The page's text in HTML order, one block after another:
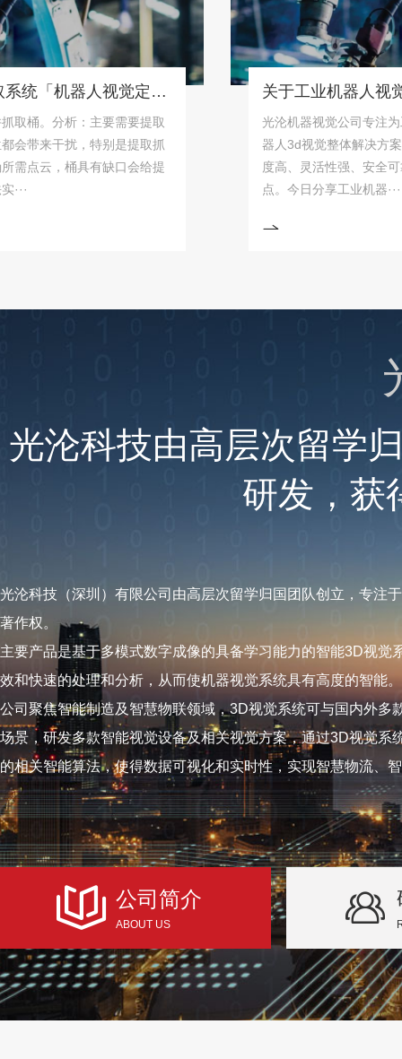
桶状物体识别抓取系统「机器人视觉定位抓取解决方案」
分析：主要需要提取
干扰，特别是提取抓
，桶具有缺口会给提
光沦机器视觉公司专注为工业
器人3d视觉整体解决方案！机
度高、灵活性强、安全可靠、
点。今日分享工业机器···
光沦科技由高层次留学
研发，获
光沦科技（深圳）有限公司由高层次留学归国团队创立，专注
著作权。
主要产品是基于多模式数字成像的具备学习能力的智能3D视
效和快速的处理和分析，从而使机器视觉系统具有高度的智能
公司聚焦智能制造及智慧物联领域，3D视觉系统可与国内外
场景，研发多款智能视觉设备及相关视觉方案，通过3D视觉
的相关智能算法，使得数据可视化和实时性，实现智慧物流、
公司简介
ABOUT US